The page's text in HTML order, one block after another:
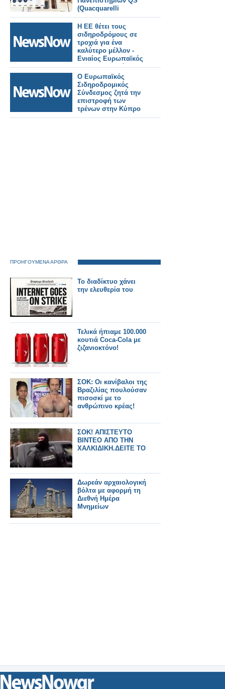
(Quacquarelli
Symonds)
Η ΕΕ θέτει τους
σιδηροδρόμους σε
τροχιά για ένα
καλύτερο μέλλον -
Ενιαίος Ευρωπαϊκός
Σιδηροδρομικός
Χώρος.
Ο Ευρωπαϊκός
Σιδηροδρομικός
Σύνδεσμος ζητά την
επιστροφή των
τρένων στην Κύπρο
ΠΡΟΗΓΟΥΜΕΝΑ ΑΡΘΡΑ
Το διαδίκτυο χάνει
την ελευθερία του
Τελικά ήπιαμε 100.000
κουτιά Coca-Cola με
ζιζανιοκτόνο!
ΣΟΚ: Οι κανίβαλοι της
Βραζιλίας πουλούσαν
πισοσκί με το
ανθρώπινο κρέας!
ΣΟΚ! ΑΠΙΣΤΕΥΤΟ
ΒΙΝΤΕΟ ΑΠΟ ΤΗΝ
ΧΑΛΚΙΔΙΚΗ.ΔΕΙΤΕ ΤΟ
Δωρεάν αρχαιολογική
βόλτα με αφορμή τη
Διεθνή Ημέρα
Μνημείων